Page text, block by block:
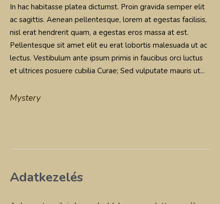
In hac habitasse platea dictumst. Proin gravida semper elit
ac sagittis. Aenean pellentesque, lorem at egestas facilisis,
nisl erat hendrerit quam, a egestas eros massa at est.
Pellentesque sit amet elit eu erat lobortis malesuada ut ac
lectus. Vestibulum ante ipsum primis in faucibus orci luctus
et ultrices posuere cubilia Curae; Sed vulputate mauris ut...
Mystery
Adatkezelés